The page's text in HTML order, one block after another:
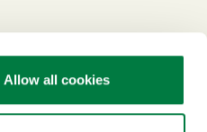
Allow all cookies